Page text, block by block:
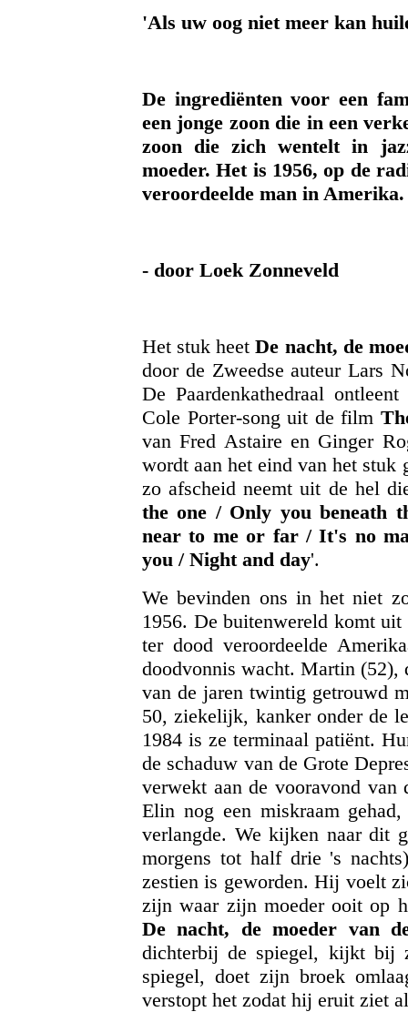
'Als uw oog niet meer kan
De ingrediënten voor een
een jonge zoon die in een
zoon die zich wentelt in
moeder. Het is 1956, op de
veroordeelde man in Amerika.
- door Loek Zonneveld
Het stuk heetDe nacht, de
door de Zweedse auteur Lars
De Paardenkathedraal
Cole Porter-song uit de film
van Fred Astaire en Ginger
wordt aan het eind van het stuk
zo afscheid neemt uit de hel
the one / Only you beneath
near to me or far / It's no
you / Night and day'.
We bevinden ons in het niet
1956. De buitenwereld komt
ter dood veroordeelde
doodvonnis wacht. Martin (52),
van de jaren twintig getrouwd
50, ziekelijk, kanker onder de
1984 is ze terminaal patiënt.
de schaduw van de Grote
verwekt aan de vooravond van
Elin nog een miskraam
verlangde. We kijken naar dit
morgens tot half drie 's
zestien is geworden. Hij voelt
zijn waar zijn moeder ooit op
De nacht, de moeder van
dichterbij de spiegel, kijkt bij
spiegel, doet zijn broek
verstopt het zodat hij eruit ziet